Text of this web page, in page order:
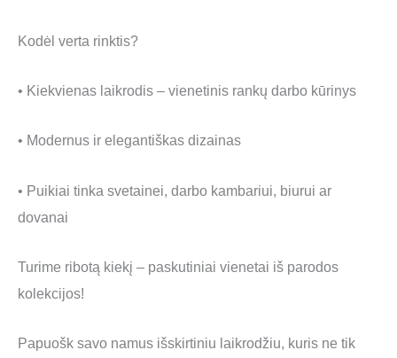
Kodėl verta rinktis?
• Kiekvienas laikrodis – vienetinis rankų darbo kūrinys
• Modernus ir elegantiškas dizainas
• Puikiai tinka svetainei, darbo kambariui, biurui ar
dovanai
Turime ribotą kiekį – paskutiniai vienetai iš parodos
kolekcijos!
Papuošk savo namus išskirtiniu laikrodžiu, kuris ne tik